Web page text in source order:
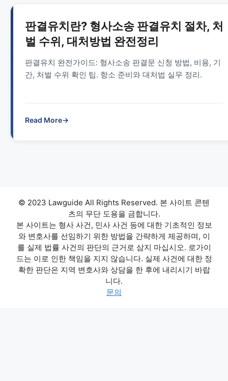
판결유치란? 형사소송 판결유치 절차, 처
벌 수위, 대처방법 완전정리
판결유치 완전가이드: 형사소송 판결문 신청 방법, 비용, 기
간, 처벌 수위 확인 팁. 항소 준비와 대처법 실무 정리.
Read More→
© 2023 Lawguide All Rights Reserved. 본 사이트 콘텐
츠의 무단 도용을 금합니다.
본 사이트는 형사 사건, 민사 사건 등에 대한 기초적인 정보
와 변호사를 선임하기 위한 방법을 간략하게 제공하며, 이
를 실제 법률 사건의 판단의 근거로 삼지 마십시오. 로가이
드는 이로 인한 책임을 지지 않습니다. 실제 사건에 대한 정
확한 판단은 지역 변호사와 상담을 한 후에 내리시기 바랍
니다.
문의